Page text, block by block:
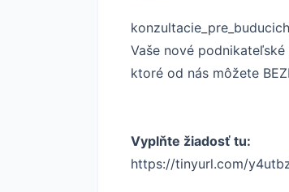
Vaše nové
ktoré od nás môžete
Vyplňte žiadosť tu:
https://tinyurl.com/